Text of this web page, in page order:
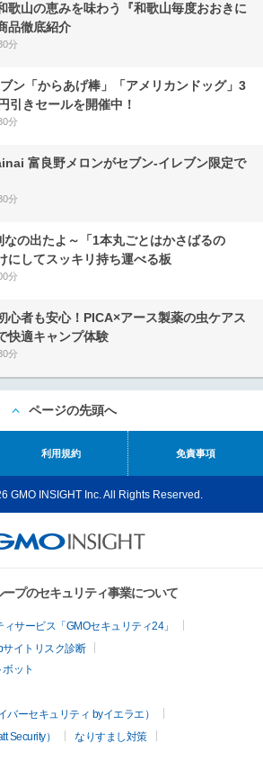
歌山の恵みを味わう『和歌山毎度おおきに
品徹底紹介
分
ン「からあげ棒」「アメリカンドッグ」3
引きセールを開催中！
分
富良野メロンがセブン‐イレブン限定で
分
なの出たよ～「1本丸ごとはかさばるの
にしてスッキリ持ち運べる板
分
心者も安心！PICA×アース製薬の虫ケアス
快適キャンプ体験
分
ページの先頭へ
利用規約 免責事項
GMO INSIGHT Inc. All Rights Reserved.
プのセキュリティ事業について
サービス「GMOセキュリティ24」
サイトリスク診断
ット
ーセキュリティ byイエラエ）
Security）
なりすまし対策